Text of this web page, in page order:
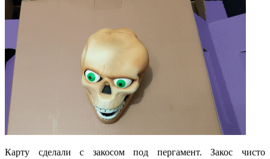
Карту сделали с закосом под пергамент. Закос чисто